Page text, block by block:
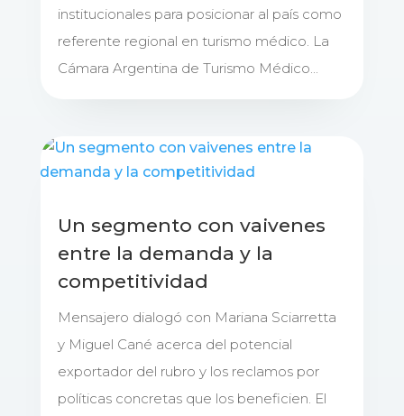
institucionales para posicionar al país como
referente regional en turismo médico. La
Cámara Argentina de Turismo Médico...
Un segmento con vaivenes
entre la demanda y la
competitividad
Mensajero dialogó con Mariana Sciarretta
y Miguel Cané acerca del potencial
exportador del rubro y los reclamos por
políticas concretas que los beneficien. El